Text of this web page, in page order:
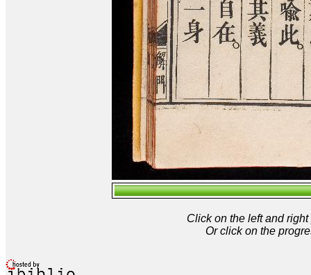
Click on the left and
Or click on the